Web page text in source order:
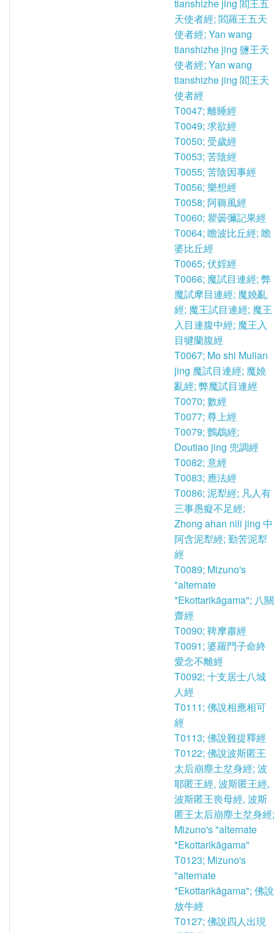
tianshizhe jing 閻王五
天使者經; 閻羅王五天
使者經; Yan wang
tianshizhe jing 鹽王天
使者經; Yan wang
tianshizhe jing 閻王天
使者經
T0047; 離睡經
T0049; 求欲經
T0050; 受歲經
T0053; 苦陰經
T0055; 苦陰因事經
T0056; 樂想經
T0058; 阿耨風經
T0060; 瞿曇彌記果經
T0064; 瞻波比丘經; 瞻
婆比丘經
T0065; 伏婬經
T0066; 魔試目連經; 弊
魔試摩目連經; 魔嬈亂
經; 魔王試目連經; 魔王
入目連腹中經; 魔王入
目犍蘭腹經
T0067; Mo shi Mulian
jing 魔試目連經; 魔嬈
亂經; 弊魔試目連經
T0070; 數經
T0077; 尊上經
T0079; 鸚鵡經;
Doutiao jing 兜調經
T0082; 意經
T0083; 應法經
T0086; 泥犁經; 凡人有
三事愚癡不足經;
Zhong ahan nili jing 中
阿含泥犁經; 勤苦泥犁
經
T0089; Mizuno's
"alternate
*Ekottarikāgama"; 八關
齋經
T0090; 鞞摩肅經
T0091; 婆羅門子命終
愛念不離經
T0092; 十支居士八城
人經
T0111; 佛說相應相可
經
T0113; 佛說難提釋經
T0122; 佛說波斯匿王
太后崩塵土坌身經; 波
耶匿王經, 波斯匿王經,
波斯匿王喪母經, 波斯
匿王太后崩塵土坌身經;
Mizuno's "alternate
*Ekottarikāgama"
T0123; Mizuno's
"alternate
*Ekottarikāgama"; 佛說
放牛經
T0127; 佛說四人出現